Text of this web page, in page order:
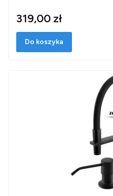
319,00 zł
Do koszyka